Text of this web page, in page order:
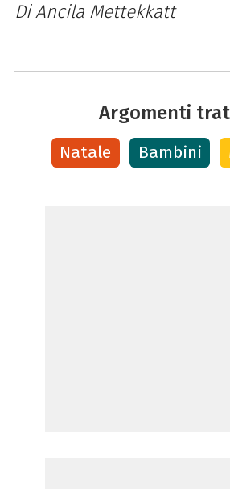
Di Ancila Mettekkatt
Argomenti
Natale Bambini